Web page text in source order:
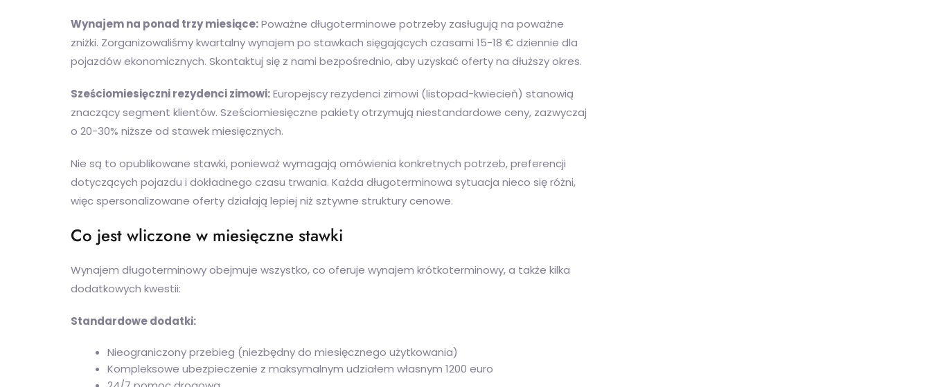
Wynajem na ponad trzy miesiące:Poważne długoterminowe potrzeby zasługują na poważne
zniżki. Zorganizowaliśmy kwartalny wynajem po stawkach sięgających czasami 15-18 € dziennie dla
pojazdów ekonomicznych. Skontaktuj się z nami bezpośrednio, aby uzyskać oferty na dłuższy okres.
Sześciomiesięczni rezydenci zimowi:Europejscy rezydenci zimowi (listopad-kwiecień) stanowią
znaczący segment klientów. Sześciomiesięczne pakiety otrzymują niestandardowe ceny, zazwyczaj
o 20-30% niższe od stawek miesięcznych.
Nie są to opublikowane stawki, ponieważ wymagają omówienia konkretnych potrzeb, preferencji
dotyczących pojazdu i dokładnego czasu trwania. Każda długoterminowa sytuacja nieco się różni,
więc spersonalizowane oferty działają lepiej niż sztywne struktury cenowe.
Co jest wliczone w miesięczne stawki
Wynajem długoterminowy obejmuje wszystko, co oferuje wynajem krótkoterminowy, a także kilka
dodatkowych kwestii:
Standardowe dodatki:
Nieograniczony przebieg (niezbędny do miesięcznego użytkowania)
Kompleksowe ubezpieczenie z maksymalnym udziałem własnym 1200 euro